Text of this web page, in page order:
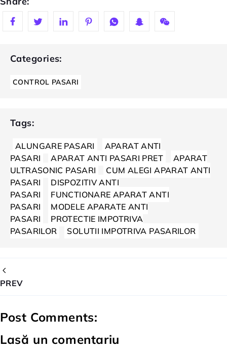
Categories:
CONTROL PASARI
Tags:
ALUNGARE PASARI
APARAT ANTI
PASARI
APARAT ANTI PASARI PRET
APARAT
ULTRASONIC PASARI
CUM ALEGI APARAT ANTI
PASARI
DISPOZITIV ANTI
PASARI
FUNCTIONARE APARAT ANTI
PASARI
MODELE APARATE ANTI
PASARI
PROTECTIE IMPOTRIVA
PASARILOR
SOLUTII IMPOTRIVA PASARILOR
PREV
Post Comments:
Lasă un comentariu